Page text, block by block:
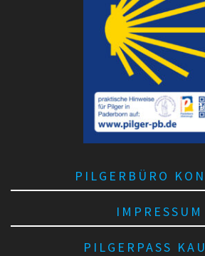
PILGERBÜRO
IMPRESSUM
PILGERPASS